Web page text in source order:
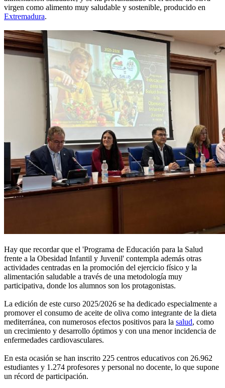
virgen como alimento muy saludable y sostenible, producido en
Extremadura.
Hay que recordar que el 'Programa de Educación para la Salud
frente a la Obesidad Infantil y Juvenil' contempla además otras
actividades centradas en la promoción del ejercicio físico y la
alimentación saludable a través de una metodología muy
participativa, donde los alumnos son los protagonistas.
La edición de este curso 2025/2026 se ha dedicado especialmente a
promover el consumo de aceite de oliva como integrante de la dieta
mediterránea, con numerosos efectos positivos para la salud, como
un crecimiento y desarrollo óptimos y con una menor incidencia de
enfermedades cardiovasculares.
En esta ocasión se han inscrito 225 centros educativos con 26.962
estudiantes y 1.274 profesores y personal no docente, lo que supone
un récord de participación.